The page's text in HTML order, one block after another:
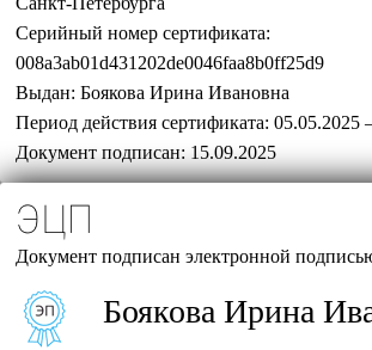
Серийный номер сертификата:
008a3ab01d431202de0046faa8b0ff25d9
Выдан: Боякова Ирина Ивановна
Период действия сертификата: 05.05.2025
Документ подписан: 15.09.2025
ЭЦП
Документ подписан электронной
Боякова Ирина